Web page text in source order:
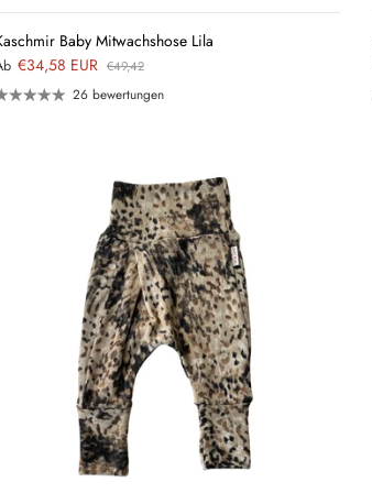
Baby Mitwachshose Lila
€34,58 EUR €49,42
26 bewertungen